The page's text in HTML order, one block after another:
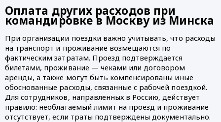
Оплата других расходов при
командировке в Москву из Минска
При организации поездки важно учитывать, что расходы
на транспорт и проживание возмещаются по
фактическим затратам. Проезд подтверждается
билетами, проживание — чеками или договором
аренды, а также могут быть компенсированы иные
обоснованные расходы, связанные с рабочей поездкой.
Для сотрудников, направленных в Россию, действует
правило: необлагаемый лимит на проезд и проживание
отсутствует, если траты подтверждены документально.